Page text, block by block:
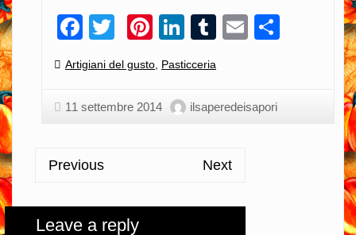
Facebook
TwitterPinterest
LinkedIn
Tumblr
Email
Categories:
Artigiani del gusto, Pasticceria
11 settembre 2014 ilsaperedeisapori
Previous Next
Leave a reply